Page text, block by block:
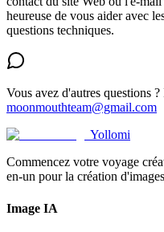
heureuse de vous aider avec
questions techniques.
Vous avez d'autres questions
moonmouthteam@gmail.com
Yollomi
Commencez votre voyage
en-un pour la création
Image IA